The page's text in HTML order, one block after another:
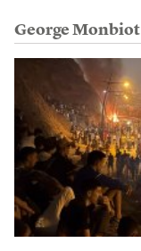
George Monbiot